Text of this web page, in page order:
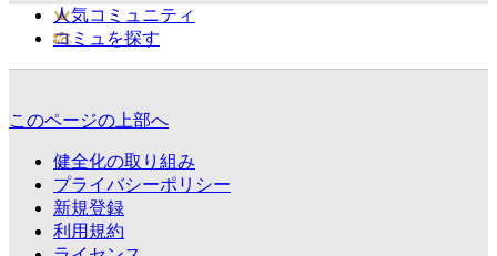
人気コミュニティ
コミュを探す
このページの上部へ
健全化の取り組み
プライバシーポリシー
新規登録
利用規約